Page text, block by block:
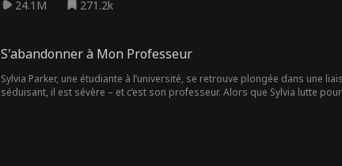
24.1M 271.2k
S'abandonner à Mon Professeur
Sylvia Parker, une étudiante à l’université, se retrouve plongée dans une
séduisant, il est sévère – et c’est son professeur. Alors que Sylvia lutte